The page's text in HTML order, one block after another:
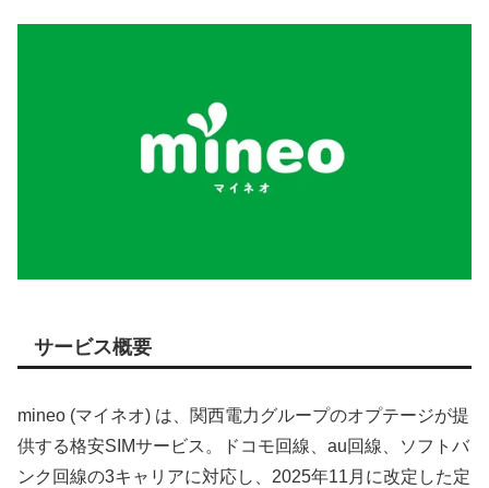
サービス概要
mineo (マイネオ) は、関西電力グループのオプテージが提
供する格安SIMサービス。ドコモ回線、au回線、ソフトバ
ンク回線の3キャリアに対応し、2025年11月に改定した定